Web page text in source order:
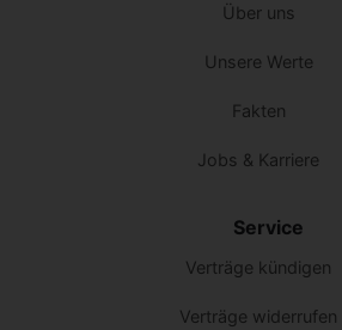
Über uns
Unsere Werte
Fakten
Jobs & Karriere
Service
Verträge kündigen
Verträge widerrufen